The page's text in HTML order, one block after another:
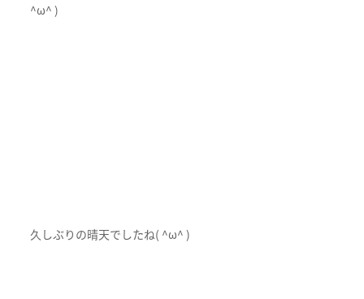
^ω^ )
久しぶりの晴天でしたね( ^ω^ )